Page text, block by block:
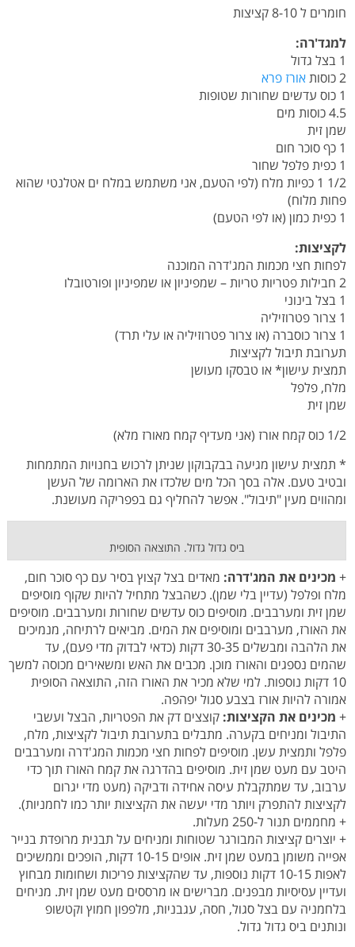
חומרים ל 8-10 קציצות
למגד'רה:
1 בצל גדול
2 כוסות
אורז פרא
1 כוס עדשים שחורות שטופות
4.5 כוסות מים
שמן זית
1 כף סוכר חום
1 כפית פלפל שחור
1/2 1 כפיות מלח (לפי הטעם, אני משתמש במלח ים אטלנטי שהוא
פחות מלוח)
1 כפית כמון (או לפי הטעם)
לקציצות:
לפחות חצי מכמות המג'דרה המוכנה
2 חבילות פטריות טריות – שמפיניון או שמפיניון ופורטובלו
1 בצל בינוני
1 צרור פטרוזיליה
1 צרור כוסברה (או צרור פטרוזיליה או עלי תרד)
תערובת תיבול לקציצות
תמצית עישון* או טבסקו מעושן
מלח, פלפל
שמן זית
1/2 כוס קמח אורז (אני מעדיף קמח מאורז מלא)
* תמצית עישון מגיעה בבקבוקון שניתן לרכוש בחנויות המתמחות
ובטיב טעם. אלה בסך הכל מים שלכדו את הארומה של העשן
ומהווים מעין "תיבול". אפשר להחליף גם בפפריקה מעושנת.
ביס גדול גדול. התוצאה הסופית
+ מכינים את המג'דרה: מאדים בצל קצוץ בסיר עם כף סוכר חום,
מלח ופלפל (עדיין בלי שמן). כשהבצל מתחיל להיות שקוף מוסיפים
שמן זית ומערבבים. מוסיפים כוס עדשים שחורות ומערבבים. מוסיפים
את האורז, מערבבים ומוסיפים את המים. מביאים לרתיחה, מנמיכים
את הלהבה ומבשלים 30-35 דקות (כדאי לבדוק מדי פעם), עד
שהמים נספגים והאורז מוכן. מכבים את האש ומשאירים מכוסה למשך
10 דקות נוספות. למי שלא מכיר את האורז הזה, התוצאה הסופית
אמורה להיות אורז בצבע סגול יפהפה.
+ מכינים את הקציצות: קוצצים דק את הפטריות, הבצל ועשבי
התיבול ומניחים בקערה. מתבלים בתערובת תיבול לקציצות, מלח,
פלפל ותמצית עשן. מוסיפים לפחות חצי מכמות המג'דרה ומערבבים
היטב עם מעט שמן זית. מוסיפים בהדרגה את קמח האורז תוך כדי
ערבוב, עד שמתקבלת עיסה אחידה ודביקה (מעט מדי יגרום
לקציצות להתפרק ויותר מדי יעשה את הקציצות יותר כמו לחמניות).
+ מחממים תנור ל-250 מעלות.
+ יוצרים קציצות המבורגר שטוחות ומניחים על תבנית מרופדת בנייר
אפייה משומן במעט שמן זית. אופים 10-15 דקות, הופכים וממשיכים
לאפות 10-15 דקות נוספות, עד שהקציצות פריכות ושחומות מבחוץ
ועדיין עסיסיות מבפנים. מברישים או מרססים מעט שמן זית. מניחים
בלחמניה עם בצל סגול, חסה, עגבניות, מלפפון חמוץ וקטשופ
ונותנים ביס גדול גדול.